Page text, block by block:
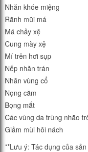
Nhăn khóe miệng
Rãnh mũi má
Má chảy xệ
Cung mày xệ
Mí trên hơi sụp
Nếp nhăn trán
Nhăn vùng cổ
Nọng cằm
Bọng mắt
Các vùng da trùng nhão
Giảm mùi hôi nách
**Lưu ý: Tác dụng của